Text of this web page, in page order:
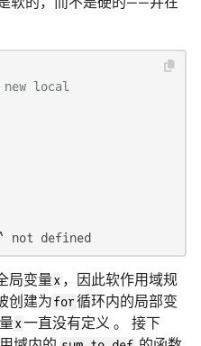
new local
not defined
局变量x ，因此软作用域规
创建为for循环内的局部变
x一直没有定义 。 接下